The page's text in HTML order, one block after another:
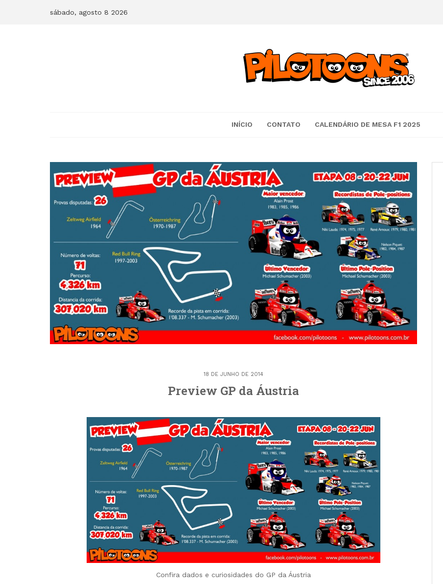
sábado, agosto 8 2026
INÍCIO CONTATO CALENDÁRIO DE MESA F1 2025
18 DE JUNHO DE 2014
Preview GP da Áustria
Confira dados e curiosidades do GP da Áustria